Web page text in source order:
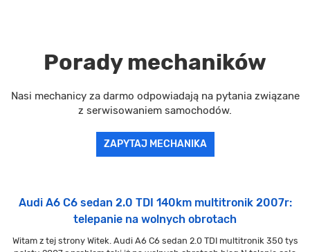
Porady mechaników
Nasi mechanicy za darmo odpowiadają na pytania związane
z serwisowaniem samochodów.
ZAPYTAJ MECHANIKA
Audi A6 C6 sedan 2.0 TDI 140km multitronik 2007r:
telepanie na wolnych obrotach
Witam z tej strony Witek. Audi A6 C6 sedan 2.0 TDI multitronik 350 tys